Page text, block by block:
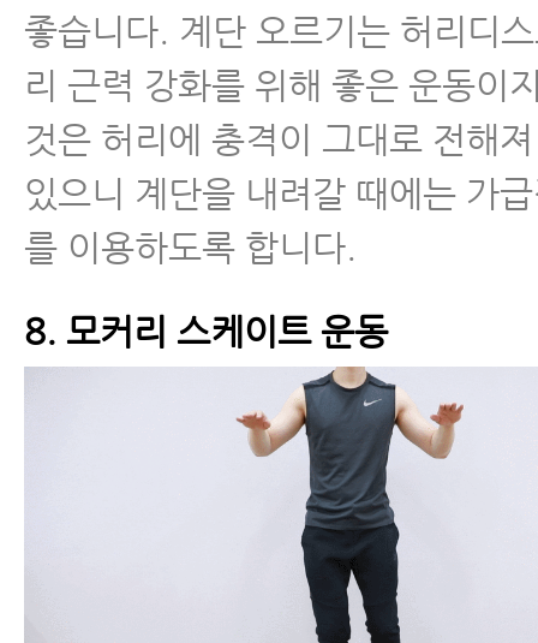
좋습니다. 계단 오르기는 허리디
리 근력 강화를 위해 좋은 운동이
것은 허리에 충격이 그대로 전해
있으니 계단을 내려갈 때에는 가
를 이용하도록 합니다.
8. 모커리 스케이트 운동